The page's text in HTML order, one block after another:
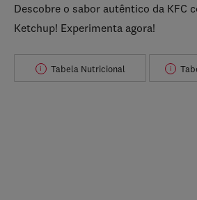
Descobre o sabor autêntico da KFC
Ketchup! Experimenta agora!
i Tabela Nutricional i